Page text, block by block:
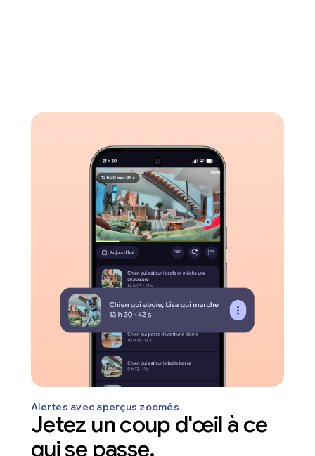
Alertes avec aperçus zoomés
Jetez un coup d'œil à ce
qui se passe,